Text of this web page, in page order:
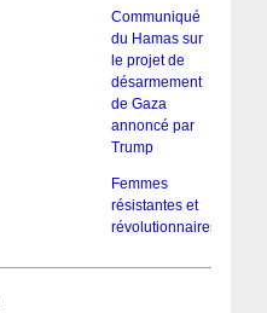
Communiqué
du Hamas sur
le projet de
désarmement
de Gaza
annoncé par
Trump
Femmes
résistantes et
révolutionnaires